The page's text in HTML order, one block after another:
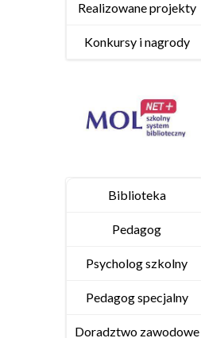
Realizowane projekty
Konkursy i nagrody
Biblioteka
Pedagog
Psycholog szkolny
Pedagog specjalny
Doradztwo zawodowe